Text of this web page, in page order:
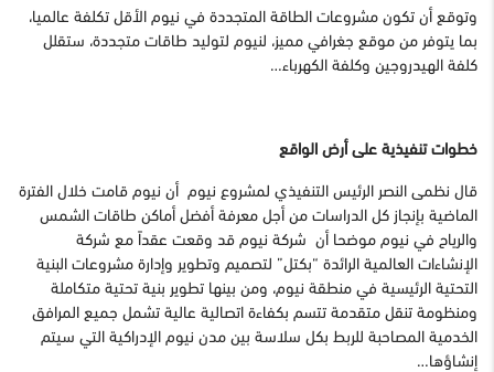
وتوقع أن تكون مشروعات الطاقة المتجددة في نيوم الأقل تكلفة عالميا،
بما يتوفر من موقع جغرافي مميز، لنيوم لتوليد طاقات متجددة، ستقلل
كلفة الهيدروجين وكلفة الكهرباء…
خطوات تنفيذية على أرض الواقع
قال نظمى النصر الرئيس التنفيذي لمشروع نيوم أن نيوم قامت خلال الفترة
الماضية بإنجاز كل الدراسات من أجل معرفة أفضل أماكن طاقات الشمس
والرياح في نيوم موضحا أن شركة نيوم قد وقعت عقداً مع شركة
الإنشاءات العالمية الرائدة “بكتل” لتصميم وتطوير وإدارة مشروعات البنية
التحتية الرئيسية في منطقة نيوم، ومن بينها تطوير بنية تحتية متكاملة
ومنظومة تنقل متقدمة تتسم بكفاءة اتصالية عالية تشمل جميع المرافق
الخدمية المصاحبة للربط بكل سلاسة بين مدن نيوم الإدراكية التي سيتم
إنشاؤها…